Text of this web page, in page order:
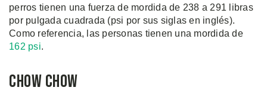
perros tienen una fuerza de mordida de 238 a 291 libras
por pulgada cuadrada (psi por sus siglas en inglés).
Como referencia, las personas tienen una mordida de
162 psi.
Chow Chow